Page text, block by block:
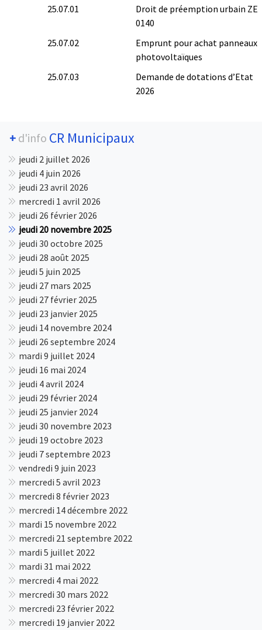
25.07.01
Droit de préemption urbain ZE
0140
25.07.02
Emprunt pour achat panneaux
photovoltaïques
25.07.03
Demande de dotations d’Etat
2026
+ d'info CR Municipaux
jeudi 2 juillet 2026
jeudi 4 juin 2026
jeudi 23 avril 2026
mercredi 1 avril 2026
jeudi 26 février 2026
jeudi 20 novembre 2025
jeudi 30 octobre 2025
jeudi 28 août 2025
jeudi 5 juin 2025
jeudi 27 mars 2025
jeudi 27 février 2025
jeudi 23 janvier 2025
jeudi 14 novembre 2024
jeudi 26 septembre 2024
mardi 9 juillet 2024
jeudi 16 mai 2024
jeudi 4 avril 2024
jeudi 29 février 2024
jeudi 25 janvier 2024
jeudi 30 novembre 2023
jeudi 19 octobre 2023
jeudi 7 septembre 2023
vendredi 9 juin 2023
mercredi 5 avril 2023
mercredi 8 février 2023
mercredi 14 décembre 2022
mardi 15 novembre 2022
mercredi 21 septembre 2022
mardi 5 juillet 2022
mardi 31 mai 2022
mercredi 4 mai 2022
mercredi 30 mars 2022
mercredi 23 février 2022
mercredi 19 janvier 2022